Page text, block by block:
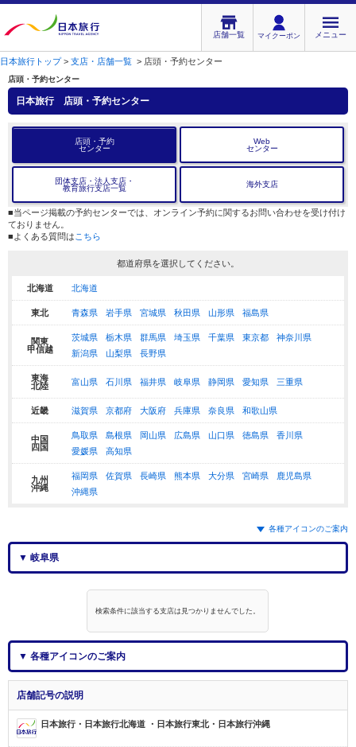
店舗一覧 マイクーポン メニュー
日本旅行トップ> 支店・店舗一覧 > 店頭・予約センター
店頭・予約センター
日本旅行 店頭・予約センター
店頭・予約
センター
Web
センター
団体支店・法人支店・
教育旅行支店一覧
海外支店
■当ページ掲載の予約センターでは、オンライン予約に関するお問い合わせを受け付け
ておりません。
■よくある質問は こちら
都道府県を選択してください。
北海道 北海道
東北 青森県 岩手県 宮城県 秋田県 山形県 福島県
関東
甲信越
茨城県 栃木県 群馬県 埼玉県 千葉県 東京都
神奈川県
新潟県
山梨県 長野県
東海
北陸
富山県 石川県 福井県 岐阜県 静岡県 愛知県 三重県
近畿 滋賀県 京都府 大阪府 兵庫県 奈良県 和歌山県
中国
四国
鳥取県 島根県 岡山県 広島県 山口県 徳島県
香川県
愛媛県
高知県
九州
沖縄
福岡県 佐賀県 長崎県 熊本県 大分県 宮崎県
鹿児島県
沖縄県
各種アイコンのご案内
▼ 岐阜県
検索条件に該当する支店は見つかりませんでした。
▼ 各種アイコンのご案内
店舗記号の説明
日本旅行・日本旅行北海道 ・日本旅行東北・日本旅行沖縄